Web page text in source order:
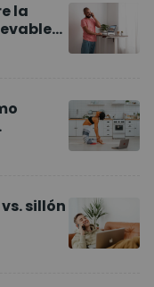
la
sillón